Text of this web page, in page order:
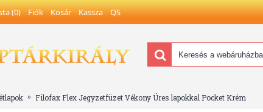
(0) Fiók Kosár Kassza QS
Filofax Flex Jegyzetfüzet Vékony Üres lapokkal Pocket Krém